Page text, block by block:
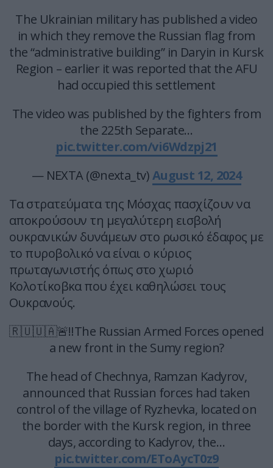
The Ukrainian military has published a video
in which they remove the Russian flag from
the “administrative building” in Daryin in Kursk
Region – earlier it was reported that the AFU
had occupied this settlement
The video was published by the fighters from
the 225th Separate…
pic.twitter.com/vi6Wdzpj21
— NEXTA (@nexta_tv)August 12, 2024
Τα στρατεύματα της Μόσχας πασχίζουν να
αποκρούσουν τη μεγαλύτερη εισβολή
ουκρανικών δυνάμεων στο ρωσικό έδαφος με
το πυροβολικό να είναι ο κύριος
πρωταγωνιστής όπως στο χωριό
Κολοτίκοβκα που έχει καθηλώσει τους
Ουκρανούς.
🇷🇺🇺🇦🚨‼️The Russian Armed Forces opened
a new front in the Sumy region?
The head of Chechnya, Ramzan Kadyrov,
announced that Russian forces had taken
control of the village of Ryzhevka, located on
the border with the Kursk region, in three
days, according to Kadyrov, the…
pic.twitter.com/EToAycT0z9